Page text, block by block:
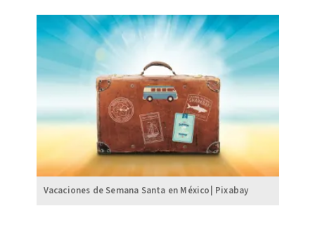
Vacaciones de Semana Santa en México| Pixabay